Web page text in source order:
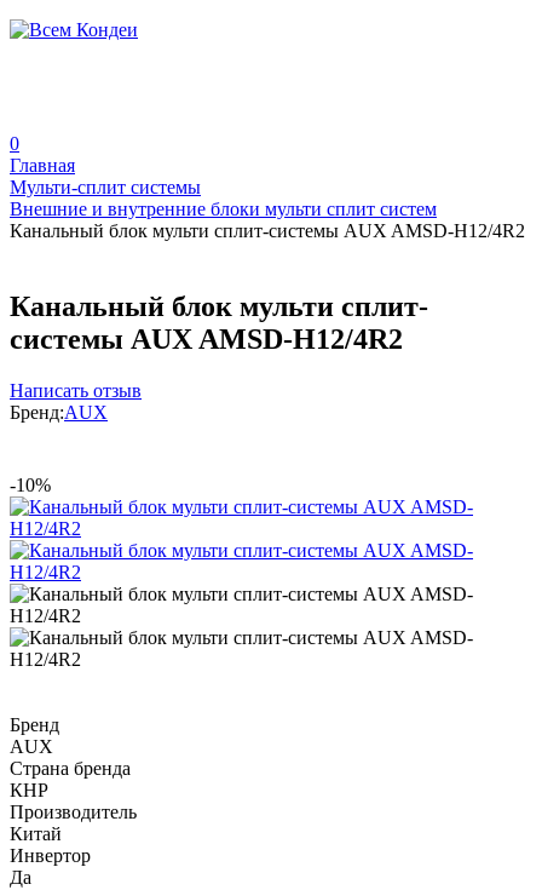
0
Главная
Мульти-сплит системы
Внешние и внутренние блоки мульти сплит систем
Канальный блок мульти сплит-системы AUX AMSD-H12/4R2
Канальный блок мульти сплит-
системы AUX AMSD-H12/4R2
Написать отзыв
Бренд:AUX
-10%
Бренд
AUX
Страна бренда
КНР
Производитель
Китай
Инвертор
Да